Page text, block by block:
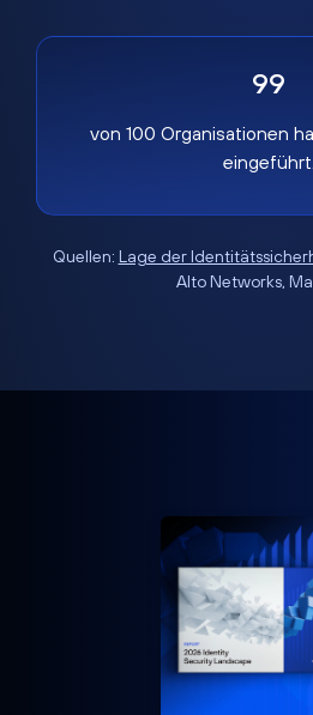
99
von 100 Organisationen
eingeführt.
Quellen: Lage der
Alto Networks,